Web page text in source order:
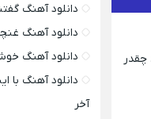
چقدر
دانلود آهنگ
دانلود آهنگ
دانلود آهنگ
دانلود آهنگ با
آخر